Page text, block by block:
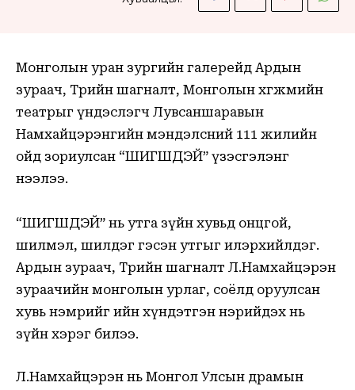
Монголын уран зургийн галерейд Ардын
зураач, Төрийн шагналт, Монголын хөгжмийн
театрыг үндэслэгч Лувсаншаравын
Намхайцэрэнгийн мэндэлсний 111 жилийн
ойд зориулсан “ШИГШДЭЙ” үзэсгэлэнг
нээлээ.
“ШИГШДЭЙ” нь утга зүйн хувьд онцгой,
шилмэл, шилдэг гэсэн утгыг илэрхийлдэг.
Ардын зураач, Төрийн шагналт Л.Намхайцэрэн
зураачийн монголын урлаг, соёлд оруулсан
хувь нэмрийг ийн хүндэтгэн нэрийдэх нь
зүйн хэрэг билээ.
Л.Намхайцэрэн нь Монгол Улсын драмын